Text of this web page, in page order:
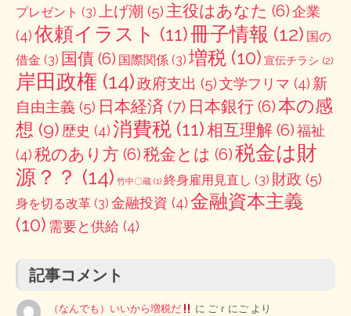
プレゼント (3) 上げ潮 (5) 主役はあなた (6)企業
(4)依頼イラスト (11)冊子情報 (12) 国の
借金 (3) 国債 (6) 国際関係 (3) 増税 (10) 宣伝チラシ (2)
岸田政権 (14)政府支出 (5)文学フリマ (4) 新
自由主義 (5) 日本経済 (7) 日本銀行 (6)本の感
想 (9) 歴史 (4)消費税 (11)相互理解 (6)福祉
(4)税のあり方 (6)税金とは (6)税金は財
源？？ (14) 竹中〇蔵 (1) 終身雇用見直し (3) 財政 (5)
身を切る改革 (3) 金融投資 (4)金融資本主義
(10) 需要と供給 (4)
記事コメント
（なんでも）いいから増税だ に ごｒにご より